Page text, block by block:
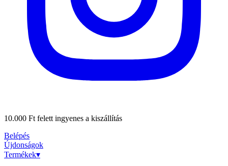
10.000 Ft felett ingyenes a kiszállítás
Belépés
Újdonságok
Termékek▾